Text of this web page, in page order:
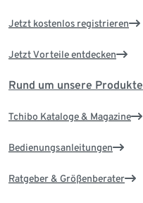
Jetzt kostenlos registrieren
Jetzt Vorteile entdecken
Rund um unsere Produkte
Tchibo Kataloge & Magazine
Bedienungsanleitungen
Ratgeber & Größenberater